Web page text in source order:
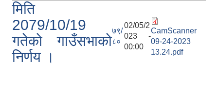
मिति
2079/10/19
गतेको गाउँसभाको
निर्णय ।
७९/
८०
02/05/2
023 -
00:00
CamScanner
09-24-2023
13.24.pdf